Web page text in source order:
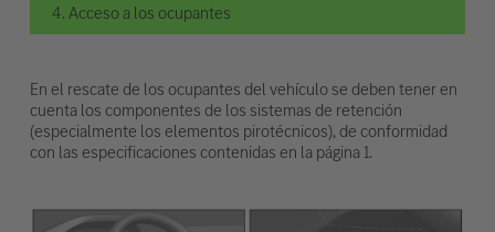
4. Acceso a los ocupantes
En el rescate de los ocupantes del vehículo se deben tener en
cuenta los componentes de los sistemas de retención
(especialmente los elementos pirotécnicos), de conformidad
con las especificaciones contenidas en la página 1.